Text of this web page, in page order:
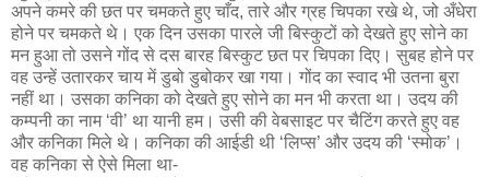
अपने कमरे की छत पर चमकते हुए चाँद, तारे और ग्रह चिपका रखे थे, जो अँधेरा
होने पर चमकते थे। एक दिन उसका पारले जी बिस्कुटों को देखते हुए सोने का
मन हुआ तो उसने गोंद से दस बारह बिस्कुट छत पर चिपका दिए। सुबह होने पर
वह उन्हें उतारकर चाय में डुबो डुबोकर खा गया। गोंद का स्वाद भी उतना बुरा
नहीं था। उसका कनिका को देखते हुए सोने का मन भी करता था। उदय की
कम्पनी का नाम ‘वी’ था यानी हम। उसी की वेबसाइट पर चैटिंग करते हुए वह
और कनिका मिले थे। कनिका की आईडी थी ‘लिप्स’ और उदय की ‘स्मोक’।
वह कनिका से ऐसे मिला था-